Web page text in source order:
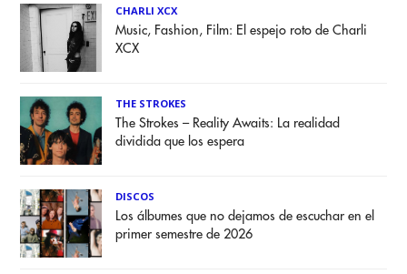
CHARLI XCX
Music, Fashion, Film: El espejo roto de Charli
XCX
THE STROKES
The Strokes – Reality Awaits: La realidad
dividida que los espera
DISCOS
Los álbumes que no dejamos de escuchar en el
primer semestre de 2026